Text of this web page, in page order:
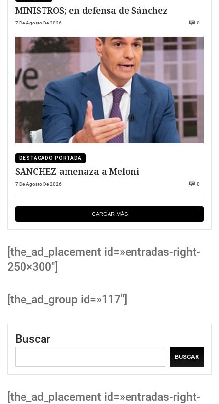
MINISTROS; en defensa de Sánchez
7 De Agosto De 2026 0
DESTACADO PORTADA
SANCHEZ amenaza a Meloni
7 De Agosto De 2026 0
CARGAR MÁS
[the_ad_placement id=»entradas-right-
250×300″]
[the_ad_group id=»117″]
Buscar
BUSCAR
[the_ad_placement id=»entradas-right-